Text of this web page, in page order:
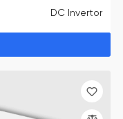
DC Invertor